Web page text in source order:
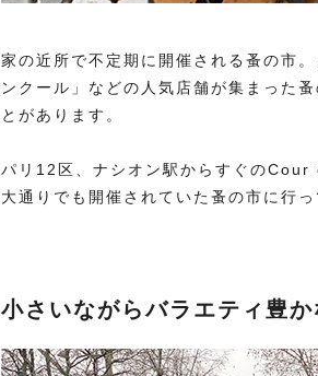
家の近所で不定期に開催される蚤の市
ンクール」などの人気店舗が集まった
とがあります。
パリ12区、ナシオン駅からすぐの
大通りでも開催されていた蚤の市に行
小さいながらバラエティ豊